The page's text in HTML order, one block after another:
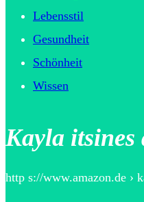
Lebensstil
Gesundheit
Schönheit
Wissen
Kayla itsines
http s://www.amazon.de ›